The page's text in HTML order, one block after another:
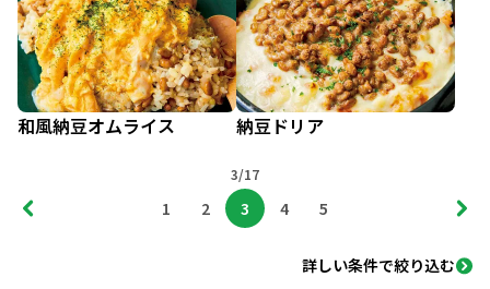
和風納豆オムライス 納豆ドリア
3/17
1 2 3 4 5
詳しい条件で絞り込む